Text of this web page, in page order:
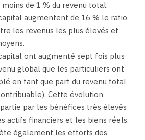
de 1 % du revenu total.
augmentent de 16 % le ratio
les revenus les plus élevés et
ont augmenté sept fois plus
global que les particuliers ont
en tant que part du revenu total
Cette évolution
partie par les bénéfices très élevés
actifs financiers et les biens réels.
également les efforts des